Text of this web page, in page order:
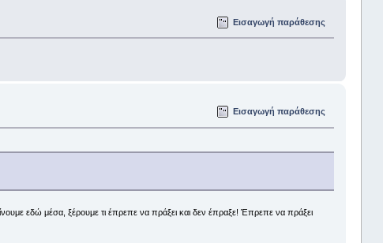
Εισαγωγή παράθεσης
Εισαγωγή παράθεσης
εδώ μέσα, ξέρουμε τι έπρεπε να πράξει και δεν έπραξε! Έπρεπε να πράξει